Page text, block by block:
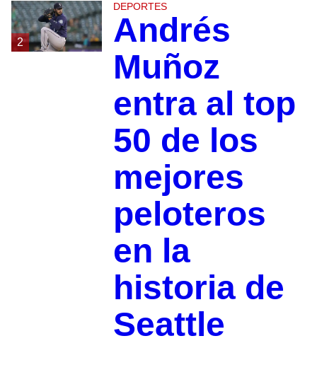
2
DEPORTES
Andrés
Muñoz
entra al top
50 de los
mejores
peloteros
en la
historia de
Seattle